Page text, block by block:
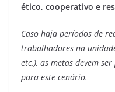
ético, cooperativo e
Caso haja períodos de
trabalhadores na
etc.), as metas devem
para este cenário.